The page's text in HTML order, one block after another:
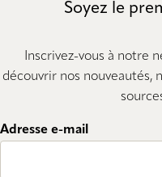
Soyez le
Inscrivez-vous à notre
découvrir nos nouveautés,
Adresse e-mail